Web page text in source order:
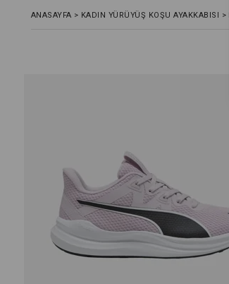
ANASAYFA > KADIN YÜRÜYÜŞ KOŞU AYAKKABISI >